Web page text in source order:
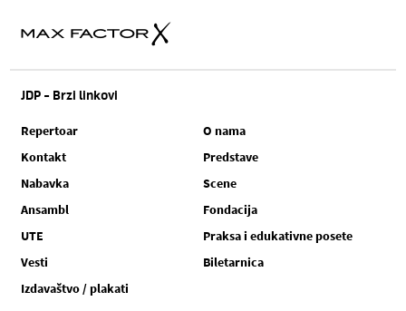
JDP - Brzi linkovi
Repertoar
O nama
Kontakt
Predstave
Nabavka
Scene
Ansambl
Fondacija
UTE
Praksa i edukativne posete
Vesti
Biletarnica
Izdavaštvo / plakati